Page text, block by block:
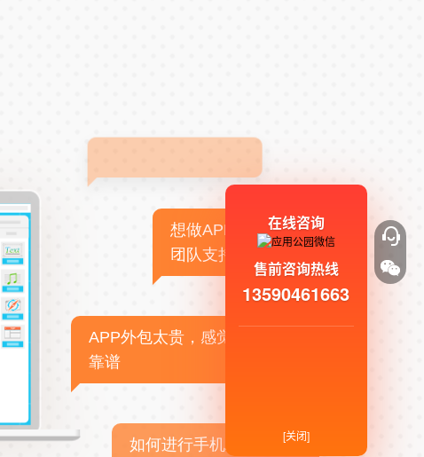
想做APP，但没有技术
团队支持
APP外包太贵，感觉不
靠谱
如何进行手机APP商业
在线咨询
售前咨询热线
13590461663
[关闭]